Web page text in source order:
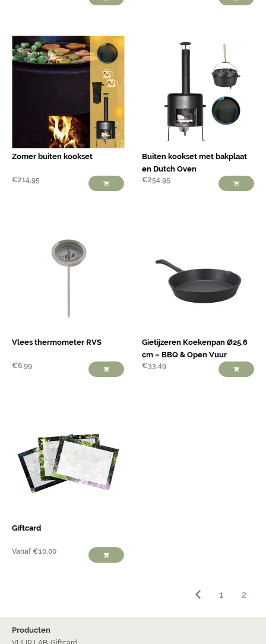
Zomer buiten kookset
€214,95
Buiten kookset met bakplaat
en Dutch Oven
€254,95
Vlees thermometer RVS
€6,99
Gietijzeren Koekenpan Ø25,6
cm – BBQ & Open Vuur
€33,49
Giftcard
Vanaf €10,00
1 2
Producten